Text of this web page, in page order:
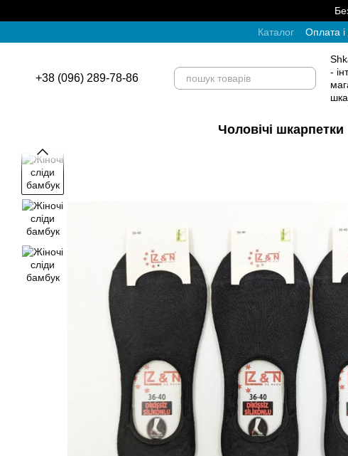
Каталог
Оплата і
+38 (096) 289-78-86
-
Чоловічі шкарпетки